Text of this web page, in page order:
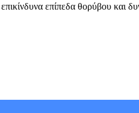
επίπεδα θορύβου και